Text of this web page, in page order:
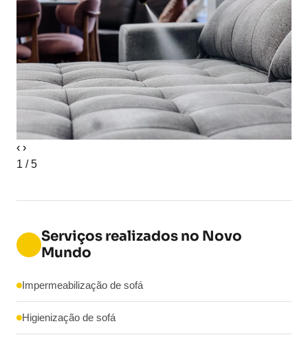
‹ ›
1 / 5
Serviços realizados no Novo
Mundo
Impermeabilização de sofá
Higienização de sofá